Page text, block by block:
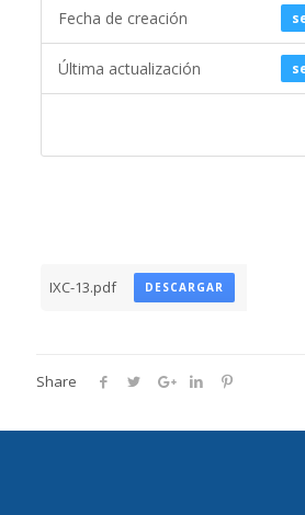
Fecha de creación
Última actualización
IXC-13.pdf DESCARGAR
Share